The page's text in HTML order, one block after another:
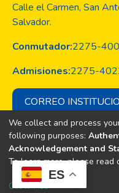
ES
Calle el Carmen, San
Salvador.
Conmutador:2275-
Admisiones:2275-
CORREO
de la
We collect and process
following purposes:
Acknowledgement and
To learn more, please read
Customize